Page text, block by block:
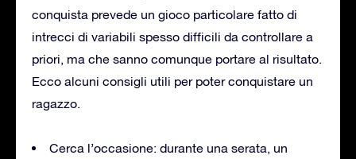
conquista prevede un gioco particolare fatto di
intrecci di variabili spesso difficili da controllare a
priori, ma che sanno comunque portare al risultato.
Ecco alcuni consigli utili per poter conquistare un
ragazzo.
Cerca l’occasione: durante una serata, un